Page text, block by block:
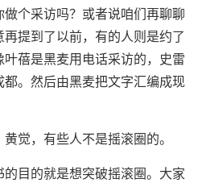
个采访吗？或者说咱们再聊聊
提到了以前，有的人则是约了
蓓是黑麦用电话采访的，史雷
。然后由黑麦把文字汇编成现
觉，有些人不是摇滚圈的。
目的就是想突破摇滚圈。大家